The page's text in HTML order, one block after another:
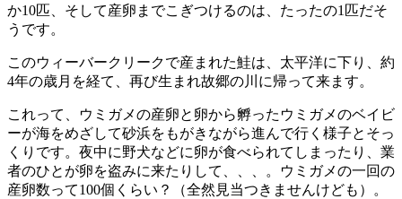
か10匹、そして産卵までこぎつけるのは、たったの1匹だそ
うです。
このウィーバークリークで産まれた鮭は、太平洋に下り、約
4年の歳月を経て、再び生まれ故郷の川に帰って来ます。
これって、ウミガメの産卵と卵から孵ったウミガメのベイビ
ーが海をめざして砂浜をもがきながら進んで行く様子とそっ
くりです。夜中に野犬などに卵が食べられてしまったり、業
者のひとが卵を盗みに来たりして、、、。ウミガメの一回の
産卵数って100個くらい？（全然見当つきませんけども）。